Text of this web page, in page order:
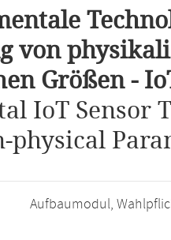
von
Größen -
IoT Sensor
physical
Aufbaumodul,